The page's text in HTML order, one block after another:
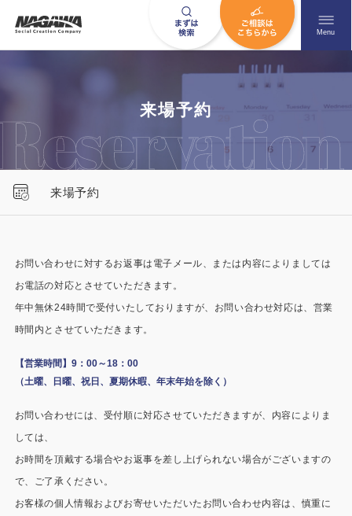
メニュ
Menu
お問い合わせはこちら
営業時間AM 9:00〜PM6:00
HOME
ニュース一覧
倉庫・工場
店舗
よくあるご質問
来場予約
来場予約
お問い合わせに対するお返事は電子メール、または内容によりましては
お電話の対応とさせていただきます。
年中無休24時間で受付いたしておりますが、お問い合わせ対応は、営業
時間内とさせていただきます。
【営業時間】9：00～18：00
（土曜、日曜、祝日、夏期休暇、年末年始を除く）
お問い合わせには、受付順に対応させていただきますが、内容によりま
しては、
お時間を頂戴する場合やお返事を差し上げられない場合がございますの
で、ご了承ください。
お客様の個人情報およびお寄せいただいたお問い合わせ内容は、慎重に